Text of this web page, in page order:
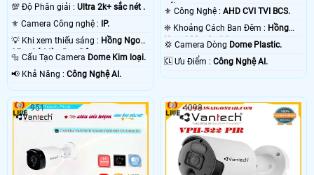
💯 Độ Phân giải : Ultra 2k+ sắc nét .
⚜️ Camera Công nghệ : IP.
💡 Khi xem thiếu sáng : Hồng Ngoại
25m Có Màu Ban Ðêm.
🔩 Cấu Tạo Camera Dome Kim loại.
️📢 Khả Năng : Công Nghệ AI.
nét .
⚜️ Công Nghệ :AHD CVI TVI BCS.
❈ Khoảng Cách Ban Đêm : Hồng
Ngoại 30m Led Array.
💢 Camera Dòng Dome Plastic.
️🆑 Ưu Điểm :Công Nghệ AI.
951 4093